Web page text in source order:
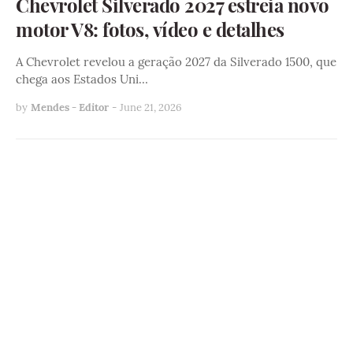
motor V8: fotos, vídeo e detalhes
A Chevrolet revelou a geração 2027 da Silverado 1500, que
chega aos Estados Uni…
by Mendes - Editor - June 21, 2026